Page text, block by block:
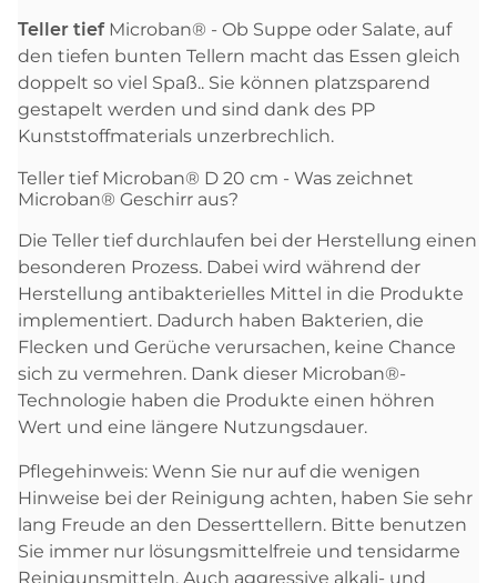
Teller tiefMicroban® - Ob Suppe oder Salate, auf
den tiefen bunten Tellern macht das Essen gleich
doppelt so viel Spaß.. Sie können platzsparend
gestapelt werden und sind dank des PP
Kunststoffmaterials unzerbrechlich.
Teller tief Microban® D 20 cm - Was zeichnet
Microban® Geschirr aus?
Die Teller tief durchlaufen bei der Herstellung einen
besonderen Prozess. Dabei wird während der
Herstellung antibakterielles Mittel in die Produkte
implementiert. Dadurch haben Bakterien, die
Flecken und Gerüche verursachen, keine Chance
sich zu vermehren. Dank dieser Microban®-
Technologie haben die Produkte einen höhren
Wert und eine längere Nutzungsdauer.
Pflegehinweis: Wenn Sie nur auf die wenigen
Hinweise bei der Reinigung achten, haben Sie sehr
lang Freude an den Desserttellern. Bitte benutzen
Sie immer nur lösungsmittelfreie und tensidarme
Reinigunsmitteln. Auch aggressive alkali- und